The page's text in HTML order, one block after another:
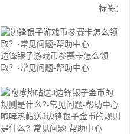
标签：
边锋银子游戏币参赛卡怎么领
取？-常见问题-帮助中心
咆哮热帖送J边锋银子金币的规则
是什么?-常见问题-帮助中心